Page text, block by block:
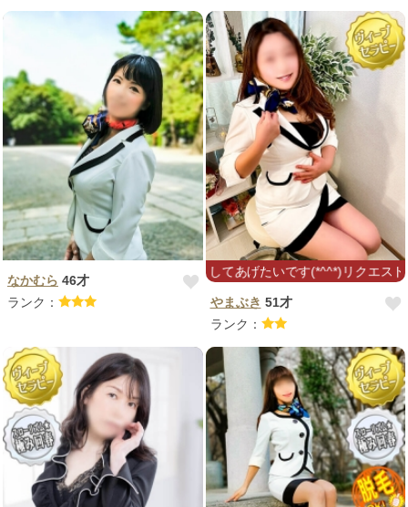
なかむら 46才
ランク：
日頃の疲れを癒やしてあげたいです(*^^*)リクエストよろし
やまぶき 51才
ランク：